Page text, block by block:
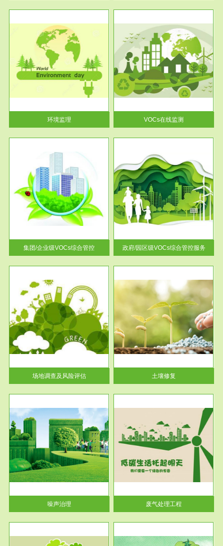
环境监理
服务范围
VOCs在线监测
根据《重点区域大气污染防
治“十二五”规划》有机废气净化
率达...
VOCs在线监测
集团/企业级VOCs综合管控
服务范围
政府/园区级VOCs综合管控服务
根据《石化行业挥发性有机物综
合整治方案》文件要求，到2017
年，全...
政府/园区级VOCs综合管控服务
场地调查及风险评估
服务范围
土壤修复
土壤修复
噪声治理
服务范围
废气处理工程
废气处理工程